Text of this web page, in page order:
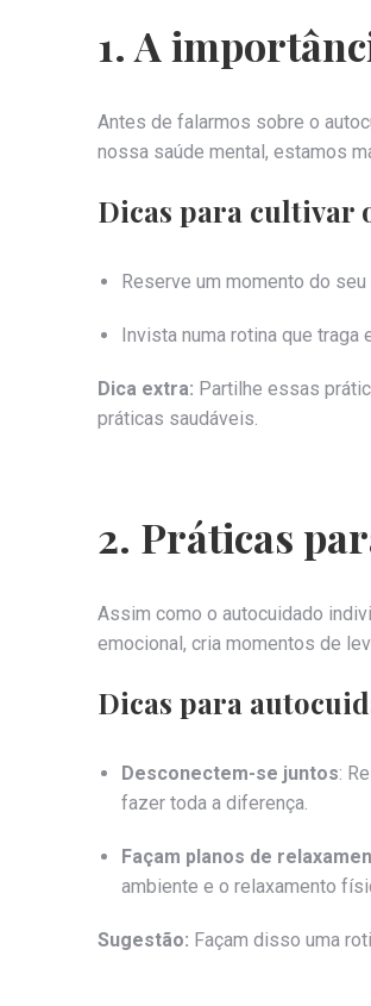
1. A
Antes de falarmos sobre o
nossa saúde mental, estamos
Dicas para cultivar
Reserve um momento do
Invista numa rotina que
Dica extra: Partilhe essas
práticas saudáveis.
2. Práticas
Assim como o autocuidado
emocional, cria momentos de
Dicas para
Desconectem-se juntos:
fazer toda a diferença.
Façam planos de
ambiente e o relaxamento
Sugestão: Façam disso uma